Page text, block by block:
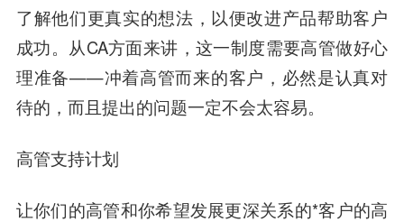
了解他们更真实的想法，以便改进产品帮助客户
成功。从CA方面来讲，这一制度需要高管做好心
理准备——冲着高管而来的客户，必然是认真对
待的，而且提出的问题一定不会太容易。
高管支持计划
让你们的高管和你希望发展更深关系的*客户的高